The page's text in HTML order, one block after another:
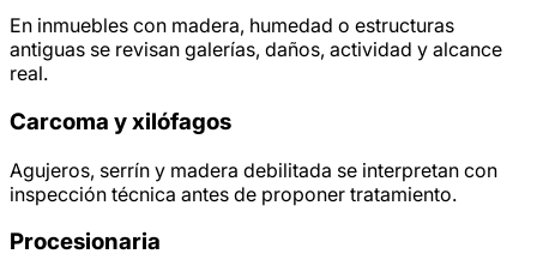
En inmuebles con madera, humedad o estructuras
antiguas se revisan galerías, daños, actividad y alcance
real.
Carcoma y xilófagos
Agujeros, serrín y madera debilitada se interpretan con
inspección técnica antes de proponer tratamiento.
Procesionaria